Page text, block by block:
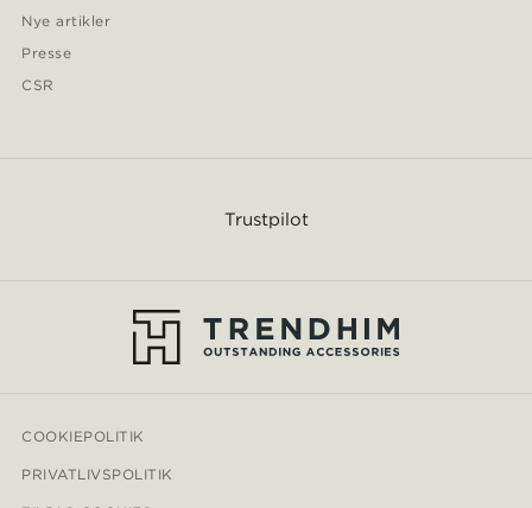
Nye artikler
Presse
CSR
Trustpilot
COOKIEPOLITIK
PRIVATLIVSPOLITIK